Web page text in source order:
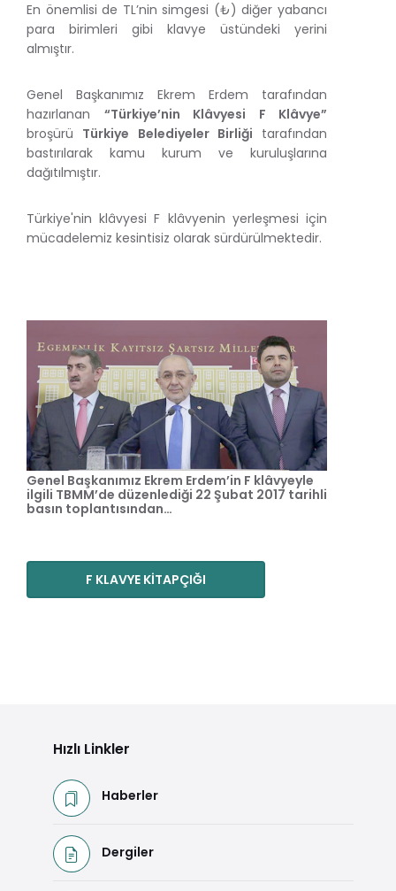
En önemlisi de TL’nin simgesi (₺) diğer yabancı
para birimleri gibi klavye üstündeki yerini
almıştır.
Genel Başkanımız Ekrem Erdem tarafından
hazırlanan “Türkiye’nin Klâvyesi F Klâvye”
broşürü Türkiye Belediyeler Birliği tarafından
bastırılarak kamu kurum ve kuruluşlarına
dağıtılmıştır.
Türkiye'nin klâvyesi F klâvyenin yerleşmesi için
mücadelemiz kesintisiz olarak sürdürülmektedir.
Genel Başkanımız Ekrem Erdem’in F klâvyeyle
ilgili TBMM’de düzenlediği 22 Şubat 2017 tarihli
basın toplantısından…
F KLAVYE KİTAPÇIĞI
Hızlı Linkler
Haberler
Dergiler